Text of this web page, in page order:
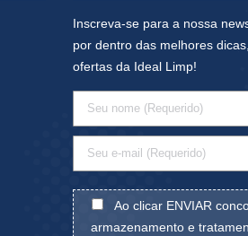
Inscreva-se para a nossa
por dentro das melhores
ofertas da Ideal Limp!
Ao clicar ENVIAR
armazenamento e